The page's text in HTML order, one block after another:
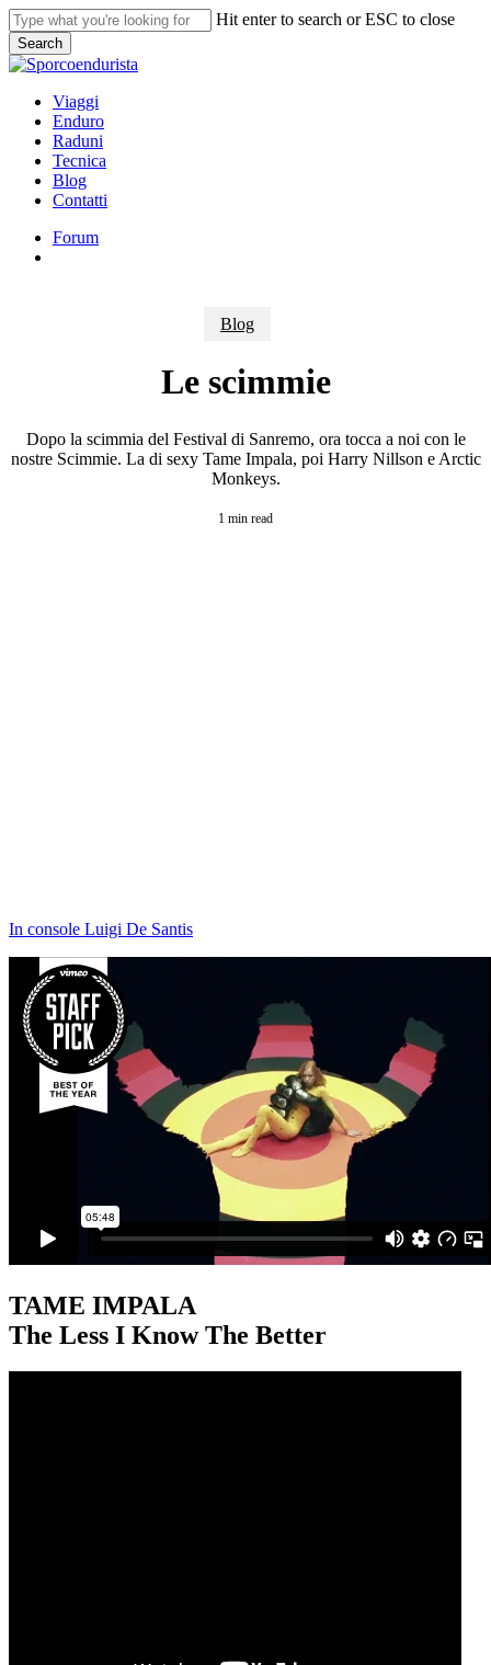
Skip
to
main
content
Hit enter to search or ESC to close
Search
Close
search
Menu
Viaggi
Enduro
Raduni
Tecnica
Blog
Contatti
Forum
Blog
Le scimmie
Dopo la scimmia del Festival di Sanremo, ora tocca a noi con le
nostre Scimmie. La di sexy Tame Impala, poi Harry Nillson e Arctic
Monkeys.
1 min read
In console Luigi De Santis
TAME IMPALA
The Less I Know The Better